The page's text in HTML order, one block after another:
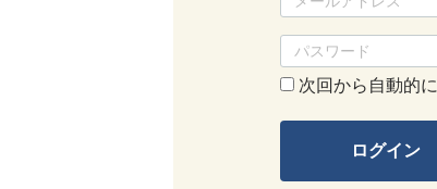
次回から自動的
ログイン